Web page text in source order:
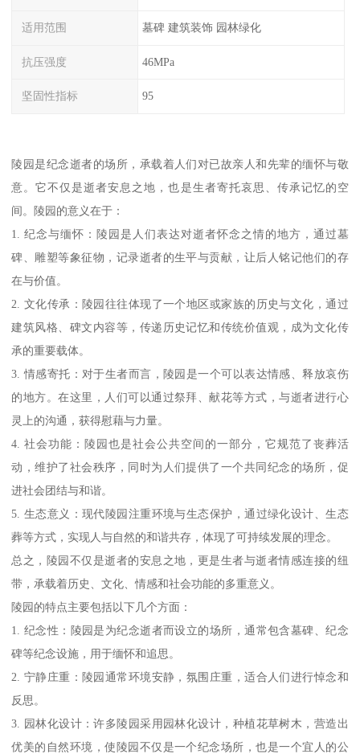
适用范围 墓碑 建筑装饰 园林绿化
抗压强度 46MPa
坚固性指标 95
陵园是纪念逝者的场所，承载着人们对已故亲人和先辈的缅怀与敬
意。它不仅是逝者安息之地，也是生者寄托哀思、传承记忆的空
间。陵园的意义在于：
1. 纪念与缅怀：陵园是人们表达对逝者怀念之情的地方，通过墓
碑、雕塑等象征物，记录逝者的生平与贡献，让后人铭记他们的存
在与价值。
2. 文化传承：陵园往往体现了一个地区或家族的历史与文化，通过
建筑风格、碑文内容等，传递历史记忆和传统价值观，成为文化传
承的重要载体。
3. 情感寄托：对于生者而言，陵园是一个可以表达情感、释放哀伤
的地方。在这里，人们可以通过祭拜、献花等方式，与逝者进行心
灵上的沟通，获得慰藉与力量。
4. 社会功能：陵园也是社会公共空间的一部分，它规范了丧葬活
动，维护了社会秩序，同时为人们提供了一个共同纪念的场所，促
进社会团结与和谐。
5. 生态意义：现代陵园注重环境与生态保护，通过绿化设计、生态
葬等方式，实现人与自然的和谐共存，体现了可持续发展的理念。
总之，陵园不仅是逝者的安息之地，更是生者与逝者情感连接的纽
带，承载着历史、文化、情感和社会功能的多重意义。
陵园的特点主要包括以下几个方面：
1. 纪念性：陵园是为纪念逝者而设立的场所，通常包含墓碑、纪念
碑等纪念设施，用于缅怀和追思。
2. 宁静庄重：陵园通常环境安静，氛围庄重，适合人们进行悼念和
反思。
3. 园林化设计：许多陵园采用园林化设计，种植花草树木，营造出
优美的自然环境，使陵园不仅是一个纪念场所，也是一个宜人的公